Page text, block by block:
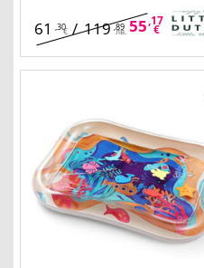
61 ,30€ /119 ,89
лв. 55,17
€ /107